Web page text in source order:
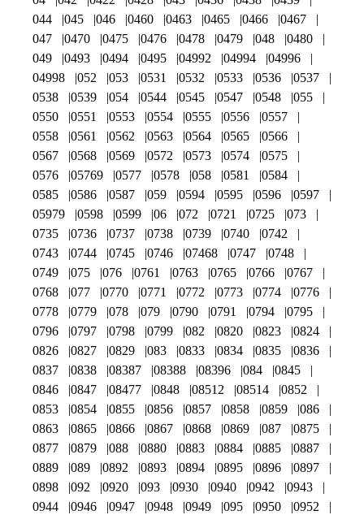
044
045 046 0460 0463 0465 0466
0467
047
0470 0475 0476 0478 0479 048
0480
049
0493 0494 0495 04992 04994
04996
04998
052 053 0531 0532 0533 0536
0537
0538
0539 054 0544 0545 0547 0548
055
0550
0551 0553 0554 0555 0556
0557
0558
0561 0562 0563 0564 0565
0566
0567
0568 0569 0572 0573 0574
0575
0576
05769 0577 0578 058 0581
0584
0585
0586 0587 059 0594 0595 0596
0597
05979
0598 0599 06 072 0721 0725
073
0735
0736 0737 0738 0739 0740
0742
0743
0744 0745 0746 07468 0747
0748
0749
075 076 0761 0763 0765 0766
0767
0768
077 0770 0771 0772 0773 0774
0776
0778
0779 078 079 0790 0791 0794
0795
0796
0797 0798 0799 082 0820 0823
0824
0826
0827 0829 083 0833 0834 0835
0836
0837
0838 08387 08388 08396 084
0845
0846
0847 08477 0848 08512 08514
0852
0853
0854 0855 0856 0857 0858 0859
086
0863
0865 0866 0867 0868 0869 087
0875
0877
0879 088 0880 0883 0884 0885
0887
0889
089 0892 0893 0894 0895 0896
0897
0898
092 0920 093 0930 0940 0942
0943
0944
0946 0947 0948 0949 095 0950
0952